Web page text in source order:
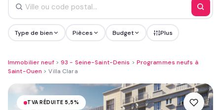
Type de bien Pièces Budget Plus
Immobilier neuf> 93 - Seine-Saint-Denis > Programmes neufs à
Saint-Ouen >Villa Clara
TVA RÉDUITE 5,5%